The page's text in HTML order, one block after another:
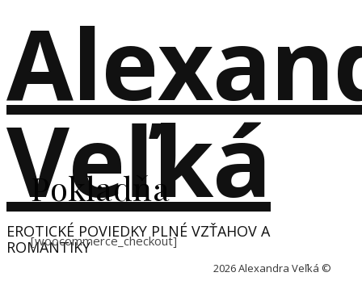
Veľká
EROTICKÉ POVIEDKY PLNÉ VZŤAHOV A
ROMANTIKY
Pokladňa
[woocommerce_checkout]
2026 Alexandra Veľká ©